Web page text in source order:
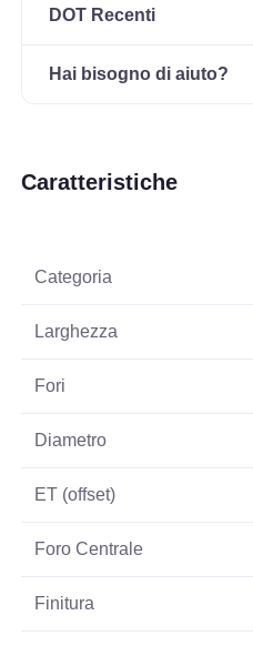
DOT Recenti
Hai bisogno di aiuto?
Caratteristiche
Categoria
Larghezza
Fori
Diametro
ET (offset)
Foro Centrale
Finitura